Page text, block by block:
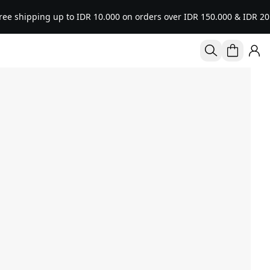
up to IDR 10.000 on orders over IDR 150.000 & IDR 20.000